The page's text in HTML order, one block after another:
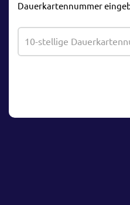
Dauerkartennummer